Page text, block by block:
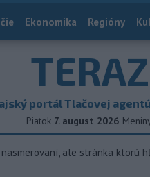
Ekonomika Regióny
TERAZ
portál Tlačovej
Piatok 7. august 2026
ale stránka ktorú